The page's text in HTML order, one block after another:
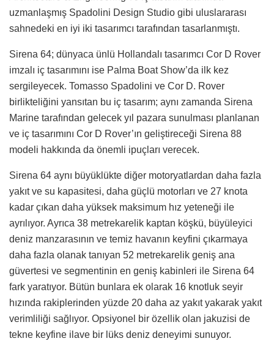
uzmanlaşmış Spadolini Design Studio gibi uluslararası
sahnedeki en iyi iki tasarımcı tarafından tasarlanmıştı.
Sirena 64; dünyaca ünlü Hollandalı tasarımcı Cor D Rover
imzalı iç tasarımını ise Palma Boat Show’da ilk kez
sergileyecek. Tomasso Spadolini ve Cor D. Rover
birlikteliğini yansıtan bu iç tasarım; aynı zamanda Sirena
Marine tarafından gelecek yıl pazara sunulması planlanan
ve iç tasarımını Cor D Rover’ın geliştireceği Sirena 88
modeli hakkında da önemli ipuçları verecek.
Sirena 64 aynı büyüklükte diğer motoryatlardan daha fazla
yakıt ve su kapasitesi, daha güçlü motorları ve 27 knota
kadar çıkan daha yüksek maksimum hız yeteneği ile
ayrılıyor. Ayrıca 38 metrekarelik kaptan köşkü, büyüleyici
deniz manzarasının ve temiz havanın keyfini çıkarmaya
daha fazla olanak tanıyan 52 metrekarelik geniş ana
güvertesi ve segmentinin en geniş kabinleri ile Sirena 64
fark yaratıyor. Bütün bunlara ek olarak 16 knotluk seyir
hızında rakiplerinden yüzde 20 daha az yakıt yakarak yakıt
verimliliği sağlıyor. Opsiyonel bir özellik olan jakuzisi de
tekne keyfine ilave bir lüks deniz deneyimi sunuyor.